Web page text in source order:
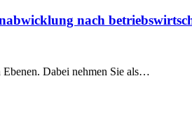
nach
Dabei nehmen Sie als…